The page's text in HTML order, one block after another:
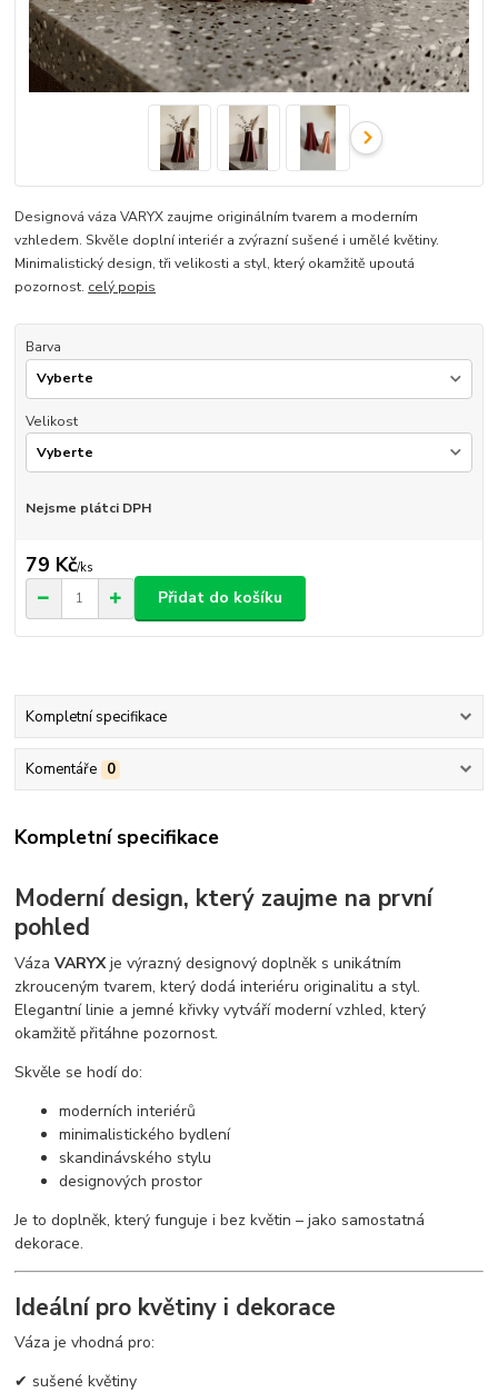
Designová váza VARYX zaujme originálním tvarem a moderním
vzhledem. Skvěle doplní interiér a zvýrazní sušené i umělé květiny.
Minimalistický design, tři velikosti a styl, který okamžitě upoutá
pozornost. celý popis
Barva
Velikost
Nejsme plátci DPH
79 Kč/ks
Přidat do košíku
Kompletní specifikace
Komentáře 0
Kompletní specifikace
Moderní design, který zaujme na první
pohled
VázaVARYXje výrazný designový doplněk s unikátním
zkrouceným tvarem, který dodá interiéru originalitu a styl.
Elegantní linie a jemné křivky vytváří moderní vzhled, který
okamžitě přitáhne pozornost.
Skvěle se hodí do:
moderních interiérů
minimalistického bydlení
skandinávského stylu
designových prostor
Je to doplněk, který funguje i bez květin – jako samostatná
dekorace.
Ideální pro květiny i dekorace
Váza je vhodná pro:
✔ sušené květiny